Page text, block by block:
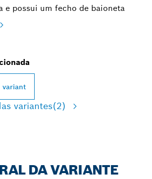
e possui um fecho de baioneta
variant
variantes(2)
DA VARIANTE